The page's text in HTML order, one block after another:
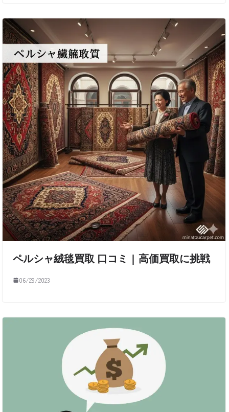
ペルシャ絨毯買取 口コミ | 高価買取に挑戦
06/29/2023